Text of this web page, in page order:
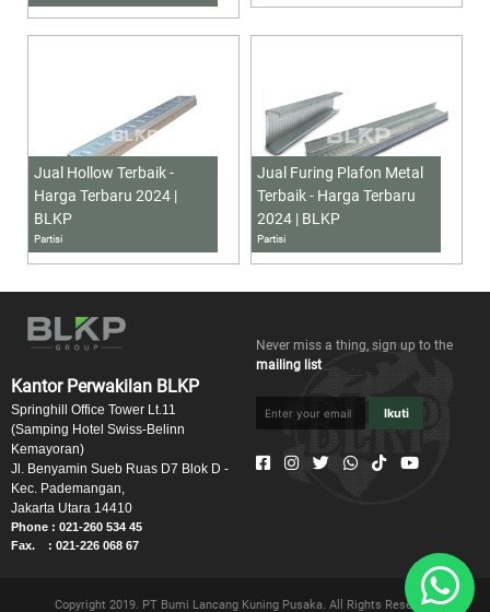
Jual Hollow Terbaik -
Harga Terbaru 2024 |
BLKP
Partisi
Jual Furing Plafon Metal
Terbaik - Harga Terbaru
2024 | BLKP
Partisi
Kantor Perwakilan BLKP
Springhill Office Tower Lt.11
(Samping Hotel Swiss-Belinn
Kemayoran)
Jl. Benyamin Sueb Ruas D7 Blok D -
Kec. Pademangan,
Jakarta Utara 14410
Phone : 021-260 534 45
Fax. : 021-226 068 67
Never miss a thing, sign up to the
mailing list
Ikuti
Copyright 2019. PT Bumi Lancang Kuning Pusaka. All Rights Reserved